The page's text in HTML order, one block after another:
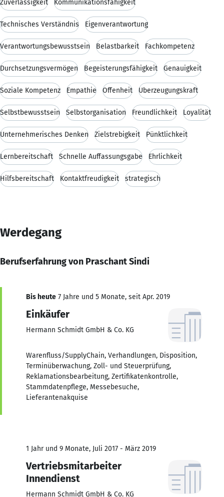
Zuverlässigkeit Kommunikationsfähigkeit
Technisches Verständnis Eigenverantwortung
Verantwortungsbewusstsein Belastbarkeit Fachkompetenz
Durchsetzungsvermögen Begeisterungsfähigkeit Genauigkeit
Soziale Kompetenz Empathie Offenheit Überzeugungskraft
Selbstbewusstsein Selbstorganisation Freundlichkeit Loyalität
Unternehmerisches Denken Zielstrebigkeit Pünktlichkeit
Lernbereitschaft Schnelle Auffassungsgabe Ehrlichkeit
Hilfsbereitschaft Kontaktfreudigkeit strategisch
Werdegang
Berufserfahrung von Praschant Sindi
Bis heute 7 Jahre und 5 Monate, seit Apr. 2019
Einkäufer
Hermann Schmidt GmbH & Co. KG
Warenfluss/SupplyChain, Verhandlungen, Disposition,
Terminüberwachung, Zoll- und Steuerprüfung,
Reklamationsbearbeitung, Zertifikatenkontrolle,
Stammdatenpflege, Messebesuche,
Lieferantenakquise
1 Jahr und 9 Monate, Juli 2017 - März 2019
Vertriebsmitarbeiter
Innendienst
Hermann Schmidt GmbH & Co. KG